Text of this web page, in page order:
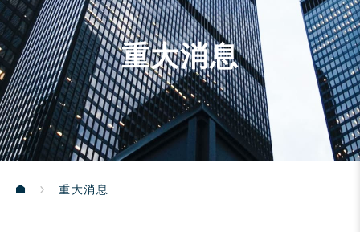
重大消息
重大消息